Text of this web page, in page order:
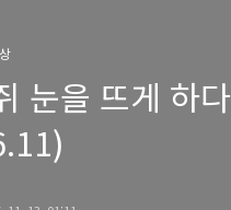
눈을 뜨게 하다